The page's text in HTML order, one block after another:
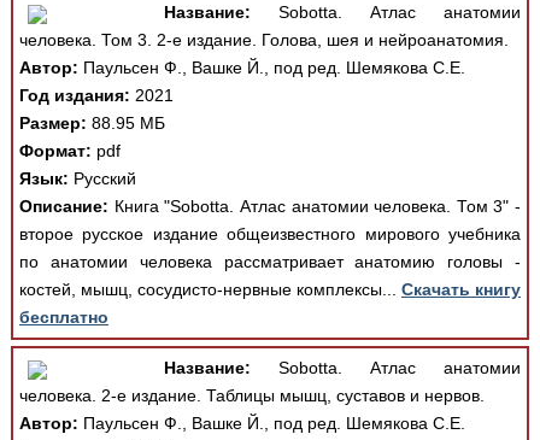
Название: Sobotta. Атлас анатомии
человека. Том 3. 2-е издание. Голова, шея и нейроанатомия.
Автор: Паульсен Ф., Вашке Й., под ред. Шемякова С.Е.
Год издания: 2021
Размер: 88.95 МБ
Формат: pdf
Язык: Русский
Описание: Книга "Sobotta. Атлас анатомии человека. Том 3" -
второе русское издание общеизвестного мирового учебника
по анатомии человека рассматривает анатомию головы -
костей, мышц, сосудисто-нервные комплексы...Скачать книгу
бесплатно
Название: Sobotta. Атлас анатомии
человека. 2-е издание. Таблицы мышц, суставов и нервов.
Автор: Паульсен Ф., Вашке Й., под ред. Шемякова С.Е.